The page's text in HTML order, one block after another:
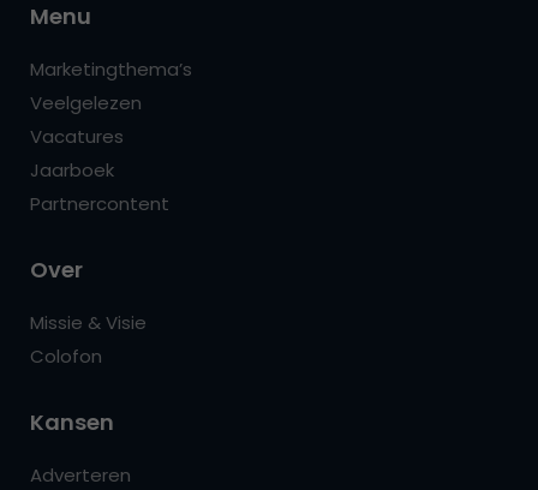
Menu
Marketingthema’s
Veelgelezen
Vacatures
Jaarboek
Partnercontent
Over
Missie & Visie
Colofon
Kansen
Adverteren